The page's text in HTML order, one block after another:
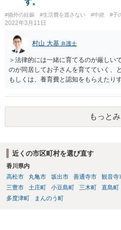
#婚外の妊娠 #生活費を渡さない #中絶 #子
2022年3月11日
村山 大基 弁護士
＞法律的には一緒に育てるのが厳しい
のが同居してお子さんを育てていく、
もしくは、養育費と認知をもらえたり
す。 また、認知されたことを前提に
ますので、 養育費を請求できます。
ったり、行方不明だったりすると、実
ります。
もっと
近くの市区町村を選び直す
香川県内
高松市
丸亀市 坂出市 善通寺市 観音寺
三豊市
土庄町 小豆島町 三木町 直島町
多度津町
まんのう町